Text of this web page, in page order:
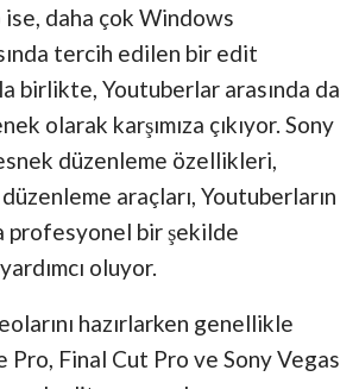
ise, daha çok Windows
tercih edilen bir edit
birlikte, Youtuberlar arasında da
olarak karşımıza çıkıyor. Sony
düzenleme özellikleri,
araçları, Youtuberların
profesyonel bir şekilde
oluyor.
hazırlarken genellikle
Pro, Final Cut Pro ve Sony Vegas